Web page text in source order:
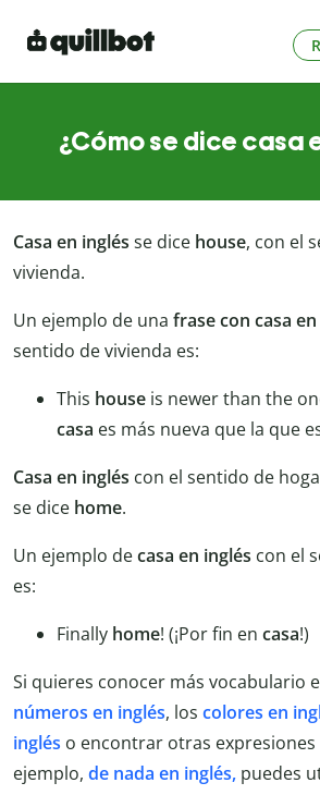
¿Cómo se dice casa
Casa en inglés se dice house, con el
vivienda.
Un ejemplo de una frase con casa
sentido de vivienda es:
This house is newer than the
casa es más nueva que la que
Casa en inglés con el sentido de
se dice home.
Un ejemplo decasa en inglés con el
es:
Finally home! (¡Por fin en casa!)
Si quieres conocer más vocabulario
números en inglés, los colores en
inglés o encontrar otras
ejemplo, de nada en inglés, puedes